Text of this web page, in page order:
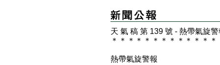
天 氣 稿 第 139 號 - 熱帶氣旋
＊
＊ ＊ ＊ ＊ ＊ ＊ ＊ ＊ ＊ ＊ ＊ ＊
熱帶氣旋警報